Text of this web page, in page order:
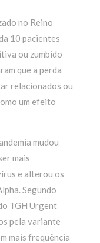
no Reino
10 pacientes
ou zumbido
que a perda
relacionados ou
um efeito
mudou
mais
e alterou os
Segundo
TGH Urgent
pela variante
mais frequência